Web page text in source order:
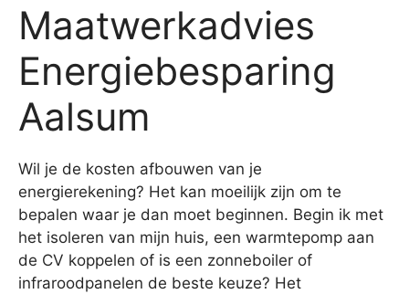
Maatwerkadvies
Energiebesparing
Aalsum
Wil je de kosten afbouwen van je
energierekening? Het kan moeilijk zijn om te
bepalen waar je dan moet beginnen. Begin ik met
het isoleren van mijn huis, een warmtepomp aan
de CV koppelen of is een zonneboiler of
infraroodpanelen de beste keuze? Het